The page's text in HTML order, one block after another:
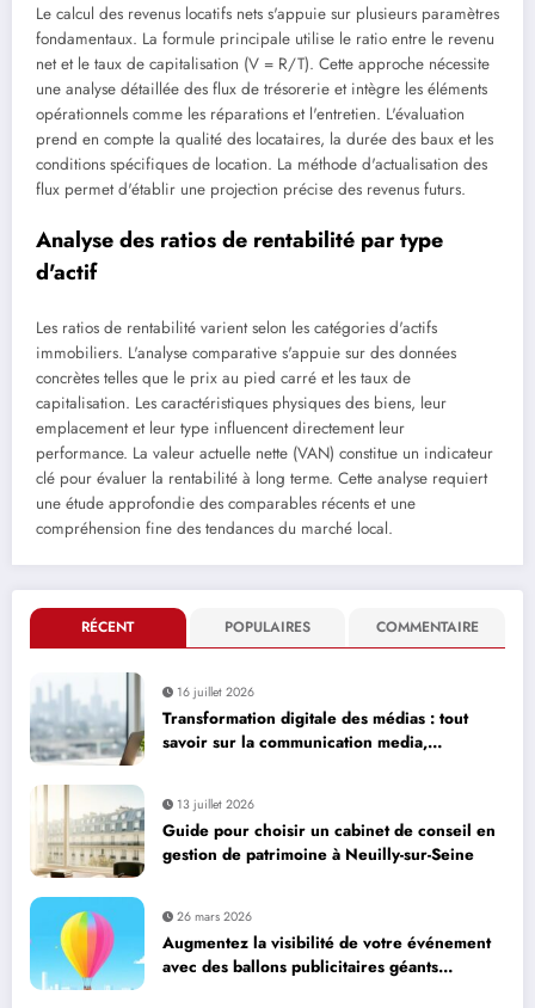
Le calcul des revenus locatifs nets s'appuie sur plusieurs paramètres
fondamentaux. La formule principale utilise le ratio entre le revenu
net et le taux de capitalisation (V = R/T). Cette approche nécessite
une analyse détaillée des flux de trésorerie et intègre les éléments
opérationnels comme les réparations et l'entretien. L'évaluation
prend en compte la qualité des locataires, la durée des baux et les
conditions spécifiques de location. La méthode d'actualisation des
flux permet d'établir une projection précise des revenus futurs.
Analyse des ratios de rentabilité par type
d'actif
Les ratios de rentabilité varient selon les catégories d'actifs
immobiliers. L'analyse comparative s'appuie sur des données
concrètes telles que le prix au pied carré et les taux de
capitalisation. Les caractéristiques physiques des biens, leur
emplacement et leur type influencent directement leur
performance. La valeur actuelle nette (VAN) constitue un indicateur
clé pour évaluer la rentabilité à long terme. Cette analyse requiert
une étude approfondie des comparables récents et une
compréhension fine des tendances du marché local.
RÉCENT POPULAIRES COMMENTAIRE
16 juillet 2026
Transformation digitale des médias : tout
savoir sur la communication media,
13 juillet 2026
Guide pour choisir un cabinet de conseil en
gestion de patrimoine à Neuilly-sur-Seine
26 mars 2026
Augmentez la visibilité de votre événement
avec des ballons publicitaires géants